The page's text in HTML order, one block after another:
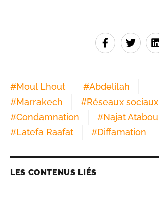
#Moul Lhout #Abdelilah
#Marrakech #Réseaux sociaux
#Condamnation #Najat Atabou
#Latefa Raafat #Diffamation
LES CONTENUS LIÉS